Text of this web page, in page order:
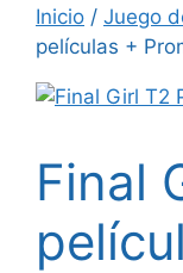
Inicio / Juego
películas +
Final